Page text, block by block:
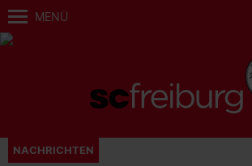
MENÜ
NACHRICHTEN